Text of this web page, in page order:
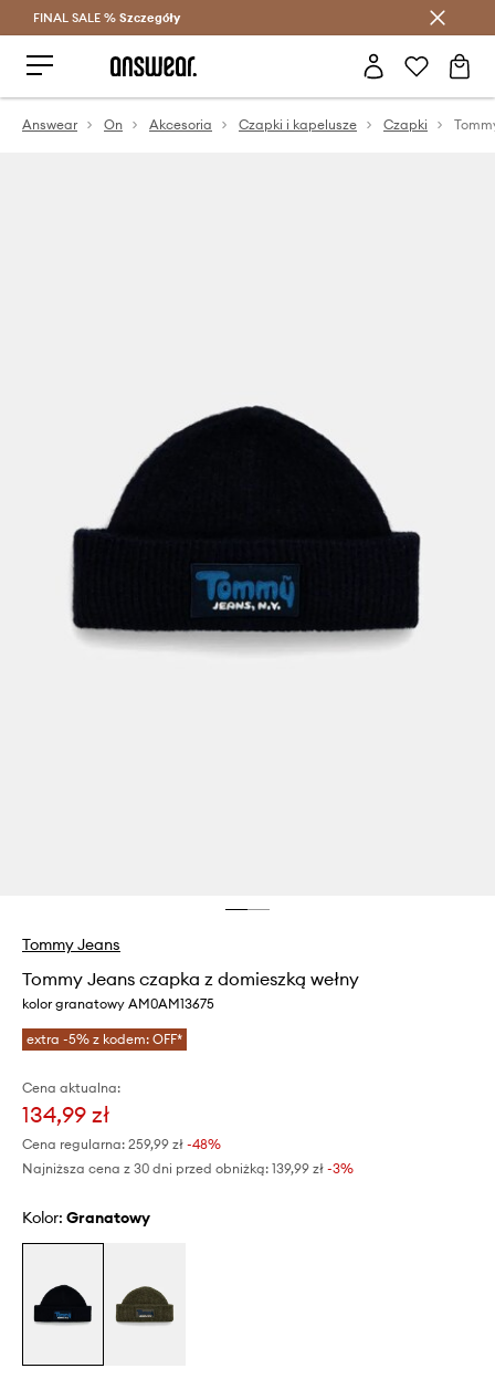
Oszczędzaj z Answear Club >
FINAL SALE % Szczegóły
Answear On Akcesoria Czapki i kapelusze Czapki
Tommy Jeans
Tommy Jeans czapka z domieszką wełny
kolor granatowy AM0AM13675
extra -5% z kodem: OFF*
Cena aktualna:
134,99 zł
Cena regularna: 259,99 zł -48%
Najniższa cena z 30 dni przed obniżką: 139,99 zł -3%
Kolor: granatowy